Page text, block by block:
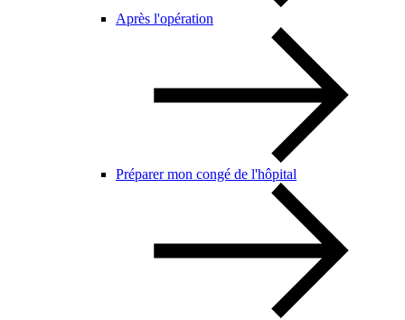
Après l'opération
Préparer mon congé de l'hôpital